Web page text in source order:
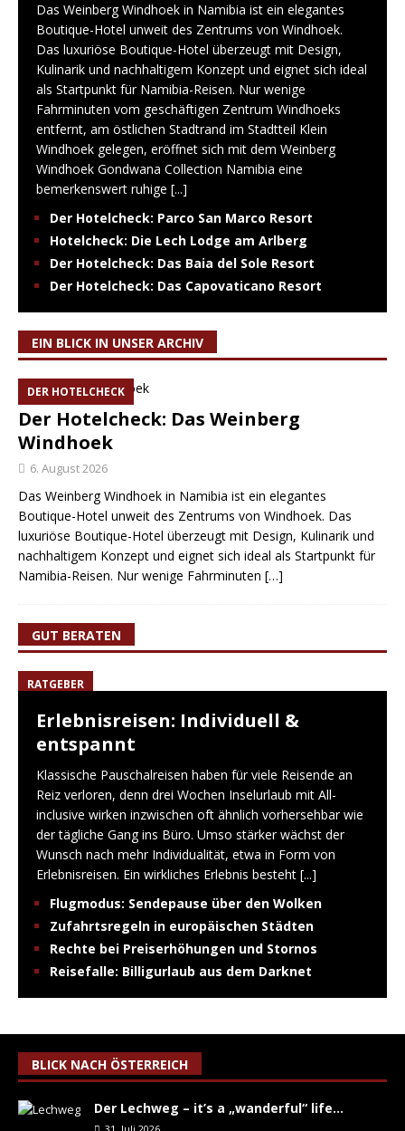
Das Weinberg Windhoek in Namibia ist ein elegantes
Boutique-Hotel unweit des Zentrums von Windhoek.
Das luxuriöse Boutique-Hotel überzeugt mit Design,
Kulinarik und nachhaltigem Konzept und eignet sich ideal
als Startpunkt für Namibia-Reisen. Nur wenige
Fahrminuten vom geschäftigen Zentrum Windhoeks
entfernt, am östlichen Stadtrand im Stadtteil Klein
Windhoek gelegen, eröffnet sich mit dem Weinberg
Windhoek Gondwana Collection Namibia eine
bemerkenswert ruhige [...]
Der Hotelcheck: Parco San Marco Resort
Hotelcheck: Die Lech Lodge am Arlberg
Der Hotelcheck: Das Baia del Sole Resort
Der Hotelcheck: Das Capovaticano Resort
EIN BLICK IN UNSER ARCHIV
DER HOTELCHECK
Der Hotelcheck: Das Weinberg
Windhoek
6. August 2026
Das Weinberg Windhoek in Namibia ist ein elegantes
Boutique-Hotel unweit des Zentrums von Windhoek. Das
luxuriöse Boutique-Hotel überzeugt mit Design, Kulinarik und
nachhaltigem Konzept und eignet sich ideal als Startpunkt für
Namibia-Reisen. Nur wenige Fahrminuten […]
GUT BERATEN
RATGEBER
Erlebnisreisen: Individuell &
entspannt
Klassische Pauschalreisen haben für viele Reisende an
Reiz verloren, denn drei Wochen Inselurlaub mit All-
inclusive wirken inzwischen oft ähnlich vorhersehbar wie
der tägliche Gang ins Büro. Umso stärker wächst der
Wunsch nach mehr Individualität, etwa in Form von
Erlebnisreisen. Ein wirkliches Erlebnis besteht [...]
Flugmodus: Sendepause über den Wolken
Zufahrtsregeln in europäischen Städten
Rechte bei Preiserhöhungen und Stornos
Reisefalle: Billigurlaub aus dem Darknet
BLICK NACH ÖSTERREICH
Der Lechweg – it’s a „wanderful“ life…